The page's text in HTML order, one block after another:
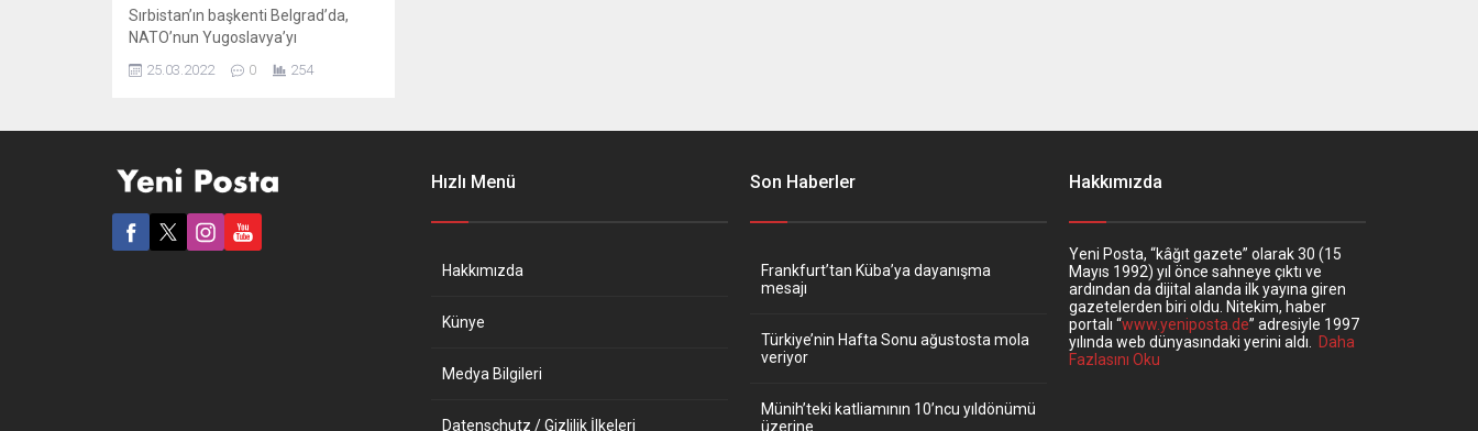
Sırbistan’ın başkenti Belgrad’da,
NATO’nun Yugoslavya’yı
bombalamasının 23’üncü yılında
NATO karşıtı eylem düzenledi.
Genelkurmay binasının önünde
yapıldı. Sırbistan bayrakları açılan
protestoda “Kırım Rusya’dır; Kosova
Sırbistan’dır”, “Sırplar ve Ruslar her
25.03.2022 0 254
Hızlı Menü
Hakkımızda
Künye
Medya Bilgileri
Datenschutz / Gizlilik İlkeleri
Son Haberler
Frankfurt’tan Küba’ya dayanışma
mesajı
Türkiye’nin Hafta Sonu ağustosta mola
veriyor
Münih’teki katliamının 10’ncu yıldönümü
üzerine
Hakkımızda
Yeni Posta, “kâğıt gazete” olarak 30 (15
Mayıs 1992) yıl önce sahneye çıktı ve
ardından da dijital alanda ilk yayına giren
gazetelerden biri oldu. Nitekim, haber
portalı “www.yeniposta.de” adresiyle 1997
yılında web dünyasındaki yerini aldı. Daha
Fazlasını Oku